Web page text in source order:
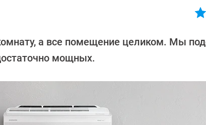
а все помещение целиком. Мы
мощных.